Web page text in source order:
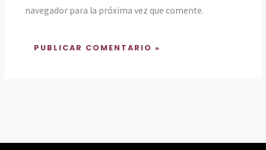
navegador para la próxima vez que comente.